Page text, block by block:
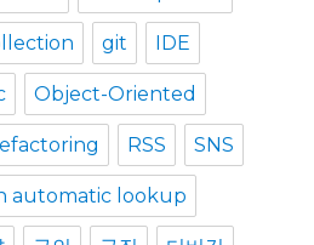
git IDE
Object-Oriented
RSS SNS
automatic lookup